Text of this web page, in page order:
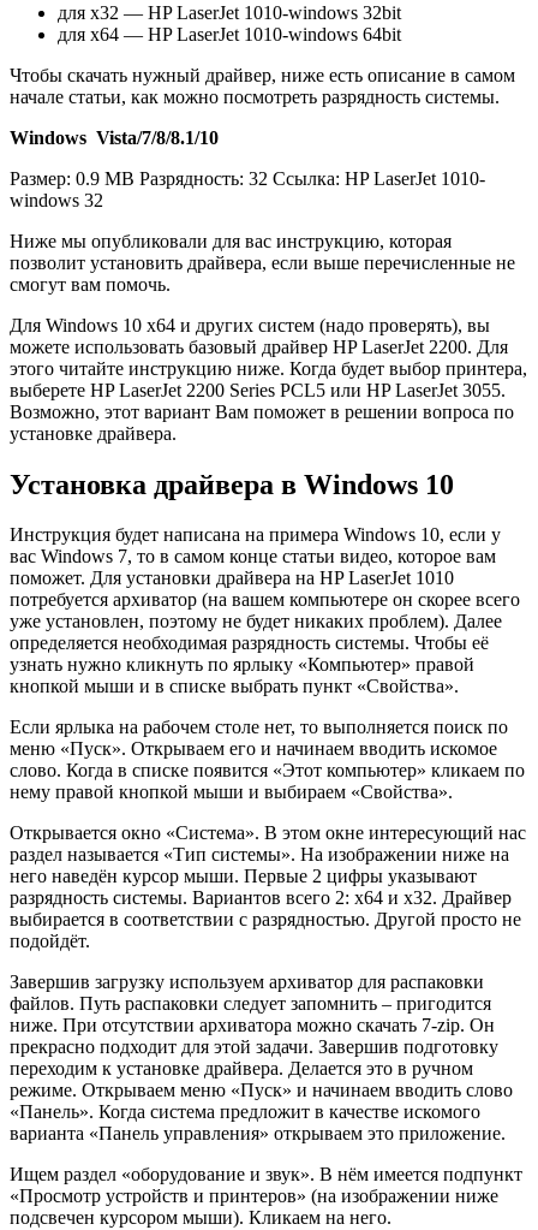
для x32 — HP LaserJet 1010-windows 32bit
для x64 — HP LaserJet 1010-windows 64bit
Чтобы скачать нужный драйвер, ниже есть описание в самом
начале статьи, как можно посмотреть разрядность системы.
Windows Vista/7/8/8.1/10
Размер: 0.9 MB Разрядность: 32 Ссылка: HP LaserJet 1010-
windows 32
Ниже мы опубликовали для вас инструкцию, которая
позволит установить драйвера, если выше перечисленные не
смогут вам помочь.
Для Windows 10 x64 и других систем (надо проверять), вы
можете использовать базовый драйвер HP LaserJet 2200. Для
этого читайте инструкцию ниже. Когда будет выбор принтера,
выберете HP LaserJet 2200 Series PCL5 или HP LaserJet 3055.
Возможно, этот вариант Вам поможет в решении вопроса по
установке драйвера.
Установка драйвера в Windows 10
Инструкция будет написана на примера Windows 10, если у
вас Windows 7, то в самом конце статьи видео, которое вам
поможет. Для установки драйвера на HP LaserJet 1010
потребуется архиватор (на вашем компьютере он скорее всего
уже установлен, поэтому не будет никаких проблем). Далее
определяется необходимая разрядность системы. Чтобы её
узнать нужно кликнуть по ярлыку «Компьютер» правой
кнопкой мыши и в списке выбрать пункт «Свойства».
Если ярлыка на рабочем столе нет, то выполняется поиск по
меню «Пуск». Открываем его и начинаем вводить искомое
слово. Когда в списке появится «Этот компьютер» кликаем по
нему правой кнопкой мыши и выбираем «Свойства».
Открывается окно «Система». В этом окне интересующий нас
раздел называется «Тип системы». На изображении ниже на
него наведён курсор мыши. Первые 2 цифры указывают
разрядность системы. Вариантов всего 2: х64 и х32. Драйвер
выбирается в соответствии с разрядностью. Другой просто не
подойдёт.
Завершив загрузку используем архиватор для распаковки
файлов. Путь распаковки следует запомнить – пригодится
ниже. При отсутствии архиватора можно скачать 7-zip. Он
прекрасно подходит для этой задачи. Завершив подготовку
переходим к установке драйвера. Делается это в ручном
режиме. Открываем меню «Пуск» и начинаем вводить слово
«Панель». Когда система предложит в качестве искомого
варианта «Панель управления» открываем это приложение.
Ищем раздел «оборудование и звук». В нём имеется подпункт
«Просмотр устройств и принтеров» (на изображении ниже
подсвечен курсором мыши). Кликаем на него.